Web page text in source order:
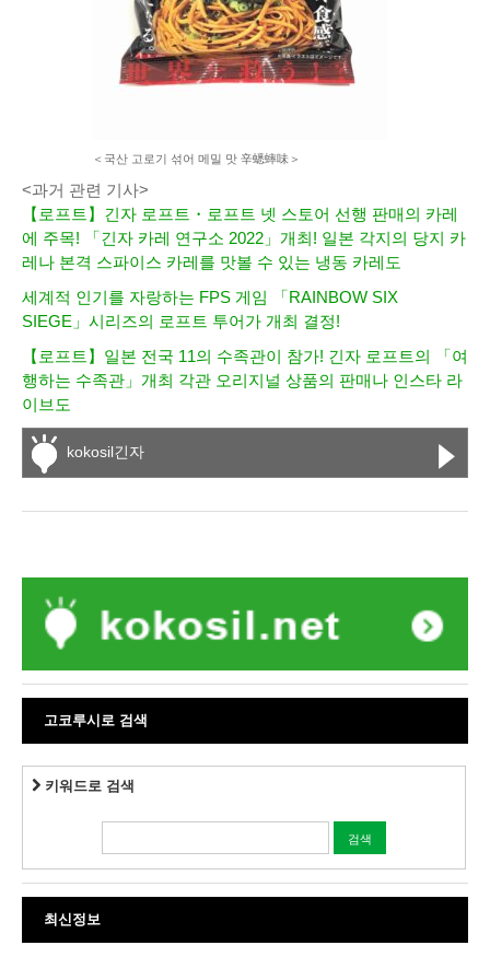
＜국산 고로기 섞어 메밀 맛 辛蟋蟀味＞
<과거 관련 기사>
【로프트】긴자 로프트・로프트 넷 스토어 선행 판매의 카레
에 주목! 「긴자 카레 연구소 2022」개최! ​일본 각지의 당지 카
레나 본격 스파이스 카레를 맛볼 수 있는 냉동 카레도
세계적 인기를 자랑하는 FPS 게임 「RAINBOW SIX
SIEGE」시리즈의 로프트 투어가 개최 결정!
【로프트】일본 전국 11의 수족관이 참가! 긴자 로프트의 「여
행하는 수족관」개최 각관 오리지널 상품의 판매나 인스타 라
이브도
kokosil긴자
고코루시로 검색
키워드로 검색
최신정보